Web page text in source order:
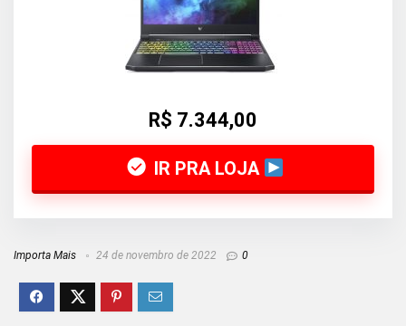
R$ 7.344,00
IR PRA LOJA
Importa Mais 24 de novembro de 2022 0